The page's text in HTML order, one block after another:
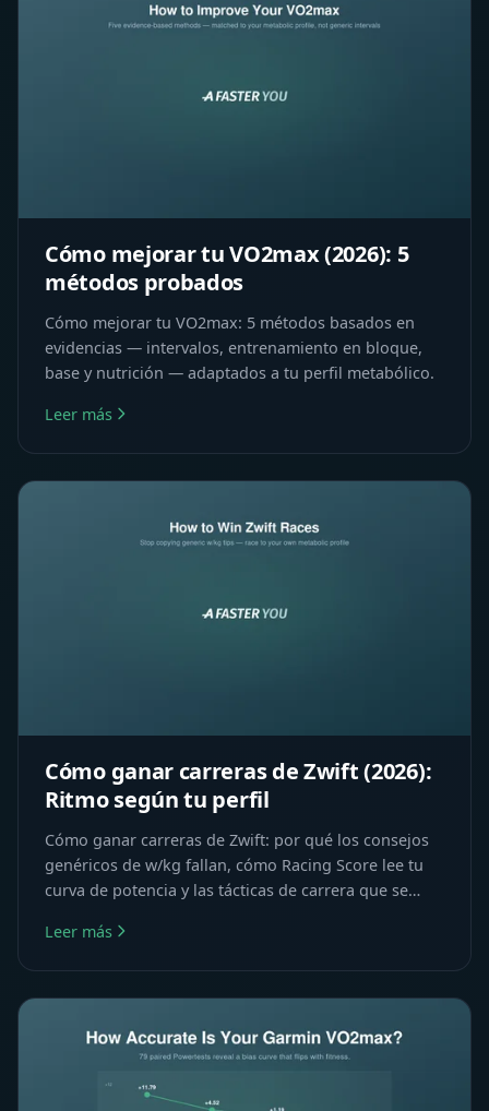
Cómo mejorar tu VO2max (2026): 5
métodos probados
Cómo mejorar tu VO2max: 5 métodos basados en
evidencias — intervalos, entrenamiento en bloque,
base y nutrición — adaptados a tu perfil metabólico.
Leer más
Cómo ganar carreras de Zwift (2026):
Ritmo según tu perfil
Cómo ganar carreras de Zwift: por qué los consejos
genéricos de w/kg fallan, cómo Racing Score lee tu
curva de potencia y las tácticas de carrera que se
Leer más